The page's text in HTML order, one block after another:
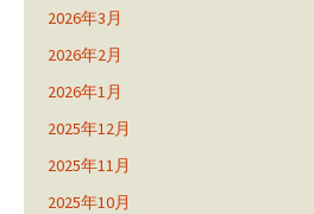
2026年3月
2026年2月
2026年1月
2025年12月
2025年11月
2025年10月